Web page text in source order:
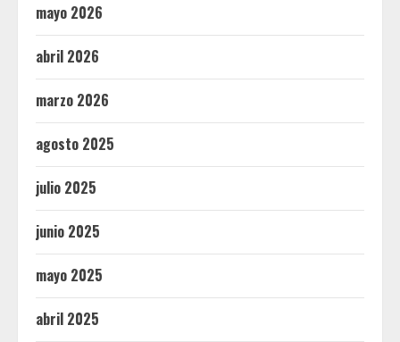
mayo 2026
abril 2026
marzo 2026
agosto 2025
julio 2025
junio 2025
mayo 2025
abril 2025